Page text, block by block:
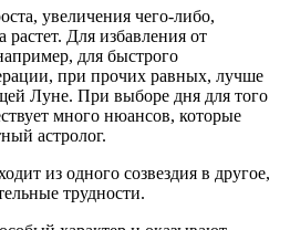
увеличения чего-либо,
растет. Для избавления от
для быстрого
при прочих равных, лучше
Луне. При выборе дня для того
много нюансов, которые
астролог.
из одного созвездия в другое,
трудности.